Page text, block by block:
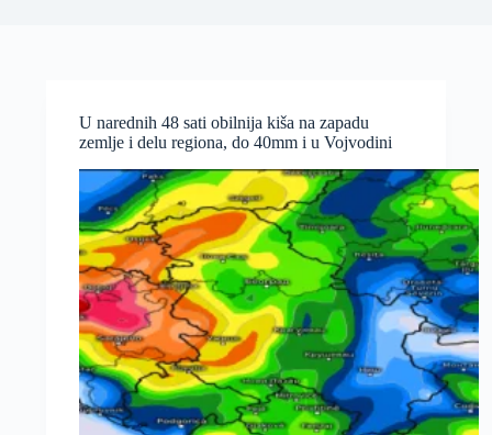
U narednih 48 sati obilnija kiša na zapadu
zemlje i delu regiona, do 40mm i u Vojvodini